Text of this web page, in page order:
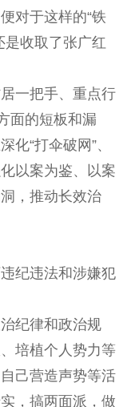
对于这样的“铁
是收取了张广红
一把手、重点行
面的短板和漏
化“打伞破网”、
以案为鉴、以案
，推动长效治
纪违法和涉嫌犯
纪律和政治规
培植个人势力等
己营造声势等活
，搞两面派，做